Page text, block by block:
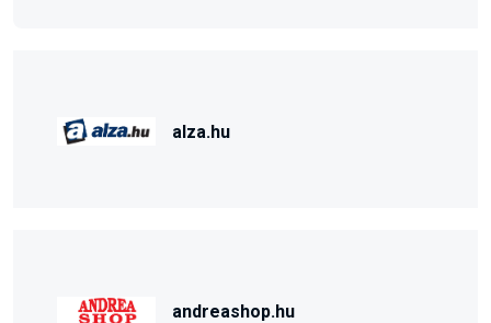
alza.hu
andreashop.hu